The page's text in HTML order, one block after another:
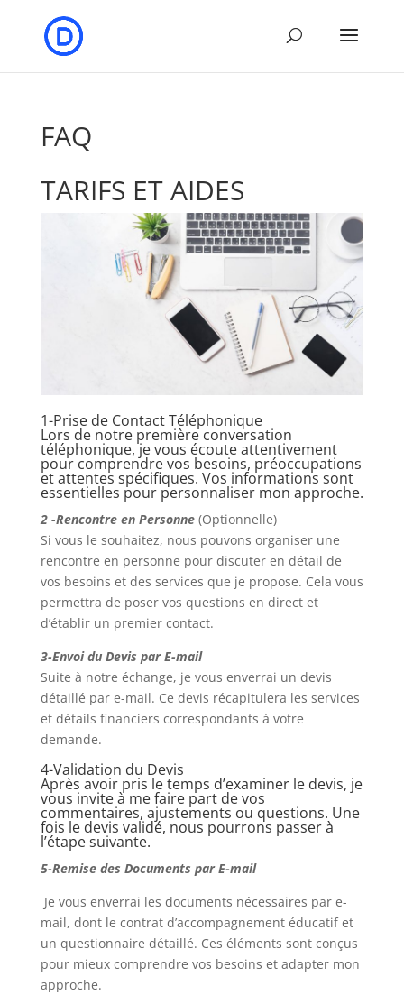
FAQ
TARIFS ET AIDES
1-Prise de Contact Téléphonique
Lors de notre première conversation
téléphonique, je vous écoute attentivement
pour comprendre vos besoins, préoccupations
et attentes spécifiques. Vos informations sont
essentielles pour personnaliser mon approche.
2 -Rencontre en Personne(Optionnelle)
Si vous le souhaitez, nous pouvons organiser une
rencontre en personne pour discuter en détail de
vos besoins et des services que je propose. Cela vous
permettra de poser vos questions en direct et
d’établir un premier contact.
3-Envoi du Devis par E-mail
Suite à notre échange, je vous enverrai un devis
détaillé par e-mail. Ce devis récapitulera les services
et détails financiers correspondants à votre
demande.
4-Validation du Devis
Après avoir pris le temps d’examiner le devis, je
vous invite à me faire part de vos
commentaires, ajustements ou questions. Une
fois le devis validé, nous pourrons passer à
l’étape suivante.
5-Remise des Documents par E-mail
Je vous enverrai les documents nécessaires par e-
mail, dont le contrat d’accompagnement éducatif et
un questionnaire détaillé. Ces éléments sont conçus
pour mieux comprendre vos besoins et adapter mon
approche.